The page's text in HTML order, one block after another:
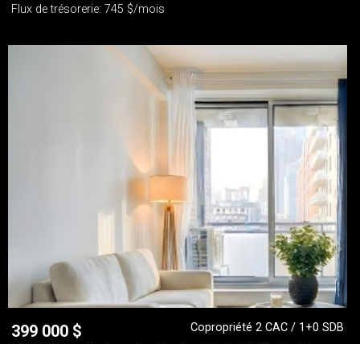
Flux de trésorerie: 745 $/mois
399 000 $
Copropriété 2 CAC / 1+0 SDB